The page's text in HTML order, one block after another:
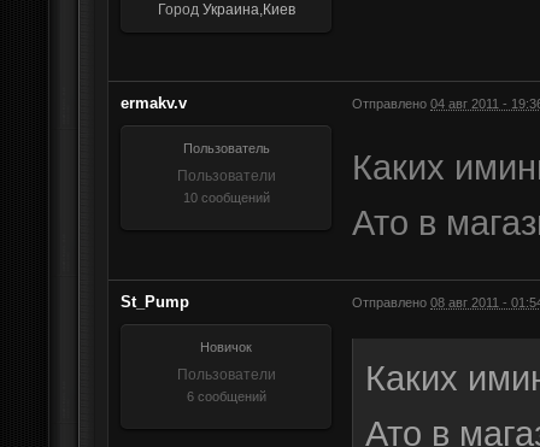
Город Украина,Киев
ermakv.v Отправлено 04 авг 2011 -
Пользователь
Пользователи
10 сообщений
Каких
Ато в
St_Pump Отправлено 08 авг 2011 -
Новичок
Пользователи
6 сообщений
Каких
Ато в